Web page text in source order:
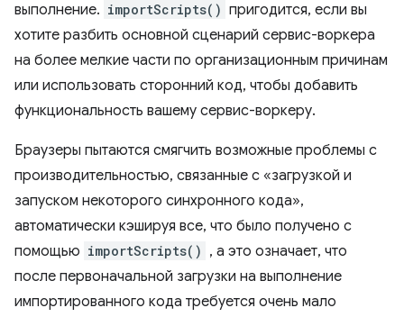
выполнение. importScripts() пригодится, если вы
хотите разбить основной сценарий сервис-воркера
на более мелкие части по организационным причинам
или использовать сторонний код, чтобы добавить
функциональность вашему сервис-воркеру.
Браузеры пытаются смягчить возможные проблемы с
производительностью, связанные с «загрузкой и
запуском некоторого синхронного кода»,
автоматически кэшируя все, что было получено с
помощью importScripts() , а это означает, что
после первоначальной загрузки на выполнение
импортированного кода требуется очень мало